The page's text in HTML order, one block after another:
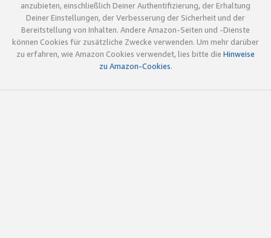
anzubieten, einschließlich Deiner Authentifizierung, der Erhaltung
Deiner Einstellungen, der Verbesserung der Sicherheit und der
Bereitstellung von Inhalten. Andere Amazon-Seiten und -Dienste
können Cookies für zusätzliche Zwecke verwenden. Um mehr darüber
zu erfahren, wie Amazon Cookies verwendet, lies bitte die Hinweise
zu Amazon-Cookies.